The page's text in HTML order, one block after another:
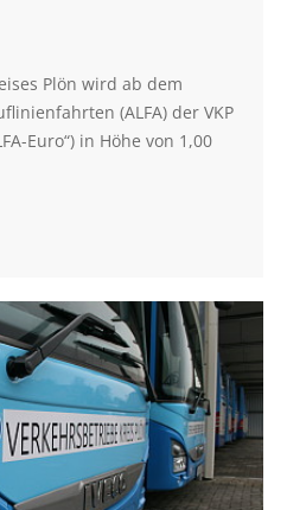
Plön wird ab dem
(ALFA) der VKP
Euro“) in Höhe von 1,00